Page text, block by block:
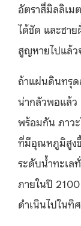
อัตราสี่มิลลิเม
ได้ชัด และชาย
สูญหายไปแล้ว
ถ้าแผ่นดินทรุด
น่ากลัวพอแล้ว
พร้อมกัน ภาว
ที่มีอุณหภูมิสูง
ระดับน้ำทะเล
ภายในปี
ดำเนินไปในทิ